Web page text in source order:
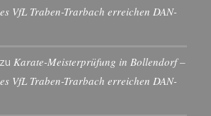
VfL Traben-Trarbach erreichen DAN-
Karate-Meisterprüfung in Bollendorf –
VfL Traben-Trarbach erreichen DAN-